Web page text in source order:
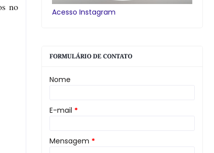
no
Acesso Instagram
FORMULÁRIO DE CONTATO
Nome
E-mail *
Mensagem *